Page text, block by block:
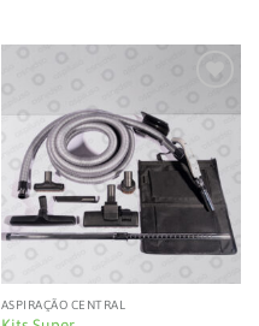
ASPIRAÇÃO CENTRAL